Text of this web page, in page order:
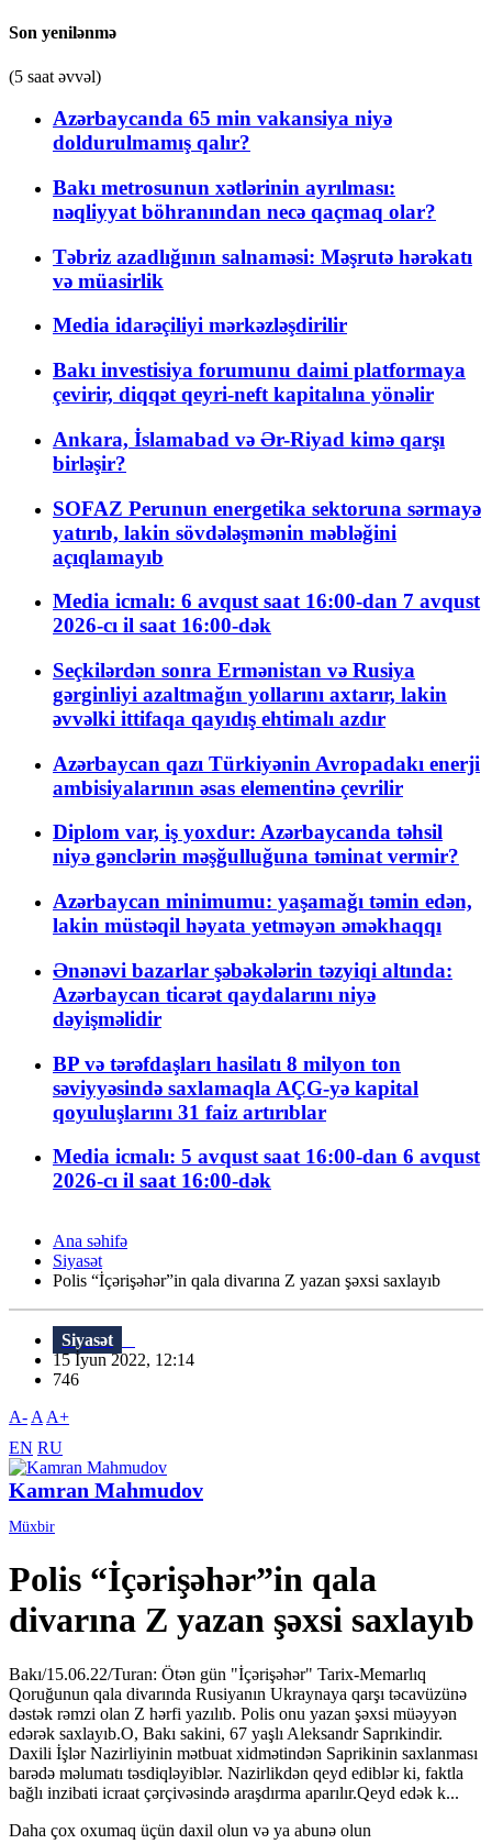
Son yenilənmə
(5 saat əvvəl)
Azərbaycanda 65 min vakansiya niyə
doldurulmamış qalır?
Bakı metrosunun xətlərinin ayrılması:
nəqliyyat böhranından necə qaçmaq olar?
Təbriz azadlığının salnaməsi: Məşrutə hərəkatı
və müasirlik
Media idarəçiliyi mərkəzləşdirilir
Bakı investisiya forumunu daimi platformaya
çevirir, diqqət qeyri-neft kapitalına yönəlir
Ankara, İslamabad və Ər-Riyad kimə qarşı
birləşir?
SOFAZ Perunun energetika sektoruna sərmayə
yatırıb, lakin sövdələşmənin məbləğini
açıqlamayıb
Media icmalı: 6 avqust saat 16:00-dan 7 avqust
2026-cı il saat 16:00-dək
Seçkilərdən sonra Ermənistan və Rusiya
gərginliyi azaltmağın yollarını axtarır, lakin
əvvəlki ittifaqa qayıdış ehtimalı azdır
Azərbaycan qazı Türkiyənin Avropadakı enerji
ambisiyalarının əsas elementinə çevrilir
Diplom var, iş yoxdur: Azərbaycanda təhsil
niyə gənclərin məşğulluğuna təminat vermir?
Azərbaycan minimumu: yaşamağı təmin edən,
lakin müstəqil həyata yetməyən əməkhaqqı
Ənənəvi bazarlar şəbəkələrin təzyiqi altında:
Azərbaycan ticarət qaydalarını niyə
dəyişməlidir
BP və tərəfdaşları hasilatı 8 milyon ton
səviyyəsində saxlamaqla AÇG-yə kapital
qoyuluşlarını 31 faiz artırıblar
Media icmalı: 5 avqust saat 16:00-dan 6 avqust
2026-cı il saat 16:00-dək
Ana səhifə
Siyasət
Polis “İçərişəhər”in qala divarına Z yazan şəxsi saxlayıb
Siyasət
15 İyun 2022, 12:14
746
A- A A+
EN RU
Kamran Mahmudov
Müxbir
Polis “İçərişəhər”in qala
divarına Z yazan şəxsi saxlayıb
Bakı/15.06.22/Turan: Ötən gün "İçərişəhər" Tarix-Memarlıq
Qoruğunun qala divarında Rusiyanın Ukraynaya qarşı təcavüzünə
dəstək rəmzi olan Z hərfi yazılıb. Polis onu yazan şəxsi müəyyən
edərək saxlayıb.O, Bakı sakini, 67 yaşlı Aleksandr Saprıkindir.
Daxili İşlər Nazirliyinin mətbuat xidmətindən Saprikinin saxlanması
barədə məlumatı təsdiqləyiblər. Nazirlikdən qeyd ediblər ki, faktla
bağlı inzibati icraat çərçivəsində araşdırma aparılır.Qeyd edək k...
Daha çox oxumaq üçün daxil olun və ya abunə olun